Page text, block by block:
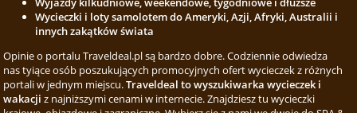
Wycieczki i loty samolotem do Ameryki, Azji, Afryki, Australii i
innych zakątków świata
Opinie o portalu Traveldeal.pl są bardzo dobre. Codziennie odwiedza
nas tyiące osób poszukujących promocyjnych ofert wycieczek z różnych
portali w jednym miejscu.Traveldeal to wyszukiwarka wycieczek i
wakacji z najniższymi cenami w internecie. Znajdziesz tu wycieczki